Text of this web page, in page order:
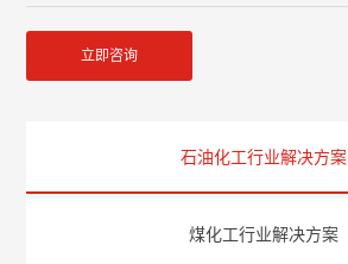
立即咨询
石油化工行业解决方案
煤化工行业解决方案